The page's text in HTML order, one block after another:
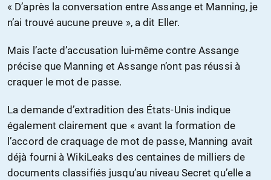
« D’après la conversation entre Assange et Manning, je
n’ai trouvé aucune preuve », a dit Eller.
Mais l’acte d’accusation lui-même contre Assange
précise que Manning et Assange n’ont pas réussi à
craquer le mot de passe.
La demande d’extradition des États-Unis indique
également clairement que « avant la formation de
l’accord de craquage de mot de passe, Manning avait
déjà fourni à WikiLeaks des centaines de milliers de
documents classifiés jusqu’au niveau Secret qu’elle a